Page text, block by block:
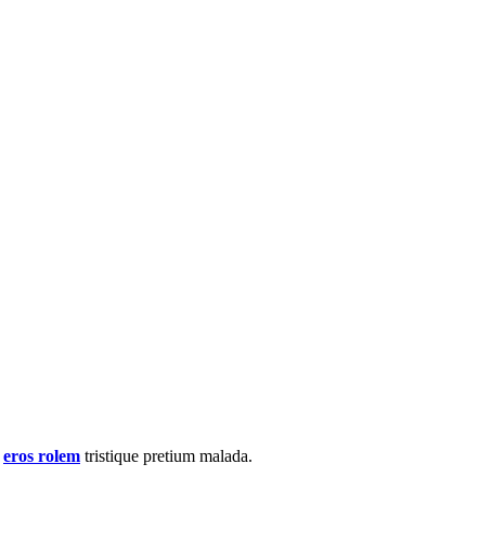
eros rolem tristique pretium malada.